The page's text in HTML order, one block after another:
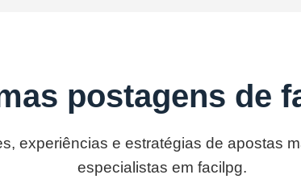
postagens de
experiências e estratégias de apostas
especialistas em facilpg.